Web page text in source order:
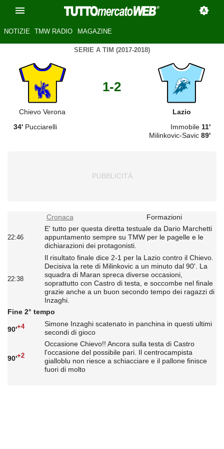
NOTIZIE TMW RADIO MAGAZINE
SERIE A TIM (2017-2018)
Chievo Verona
1-2
Lazio
34' Pucciarelli Immobile 11'
Milinkovic-Savic 89'
Cronaca Formazioni
22:46
E' tutto per questa diretta testuale da Dario Marchetti
appuntamento sempre su TMW per le pagelle e le
dichiarazioni dei protagonisti.
22:38
Il risultato finale dice 2-1 per la Lazio contro il Chievo.
Decisiva la rete di Milinkovic a un minuto dal 90'. La
squadra di Maran spreca diverse occasioni,
soprattutto con Castro di testa, e soccombe nel finale
grazie anche a un buon secondo tempo dei ragazzi di
Inzaghi.
Fine 2° tempo
90'+4
Simone Inzaghi scatenato in panchina in questi ultimi
secondi di gioco
90'+2
Occasione Chievo!! Ancora sulla testa di Castro
l'occasione del possibile pari. Il centrocampista
gialloblu non riesce a schiacciare e il pallone finisce
fuori di molto